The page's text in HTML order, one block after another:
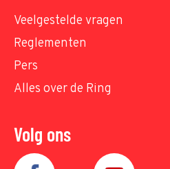
Veelgestelde vragen
Reglementen
Pers
Alles over de Ring
Volg ons